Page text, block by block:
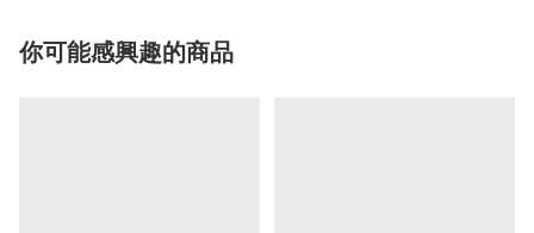
你可能感興趣的商品